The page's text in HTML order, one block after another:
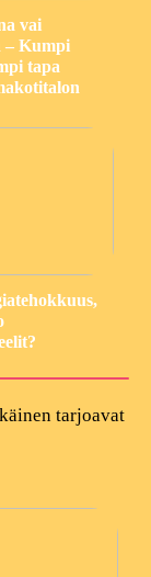
vai
– Kumpi
tapa
tarjoavat